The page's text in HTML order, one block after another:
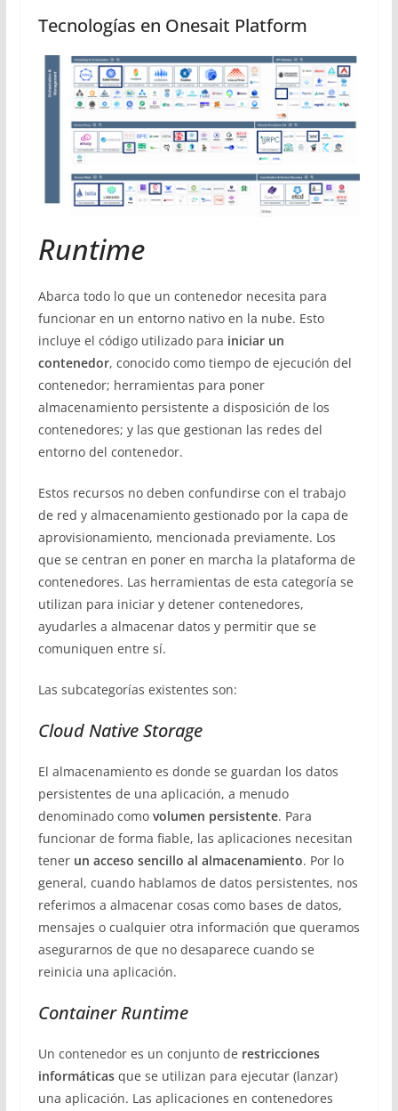
Tecnologías en Onesait Platform
Runtime
Abarca todo lo que un contenedor necesita para
funcionar en un entorno nativo en la nube. Esto
incluye el código utilizado para iniciar un
contenedor, conocido como tiempo de ejecución del
contenedor; herramientas para poner
almacenamiento persistente a disposición de los
contenedores; y las que gestionan las redes del
entorno del contenedor.
Estos recursos no deben confundirse con el trabajo
de red y almacenamiento gestionado por la capa de
aprovisionamiento, mencionada previamente. Los
que se centran en poner en marcha la plataforma de
contenedores. Las herramientas de esta categoría se
utilizan para iniciar y detener contenedores,
ayudarles a almacenar datos y permitir que se
comuniquen entre sí.
Las subcategorías existentes son:
Cloud Native Storage
El almacenamiento es donde se guardan los datos
persistentes de una aplicación, a menudo
denominado como volumen persistente. Para
funcionar de forma fiable, las aplicaciones necesitan
tener un acceso sencillo al almacenamiento. Por lo
general, cuando hablamos de datos persistentes, nos
referimos a almacenar cosas como bases de datos,
mensajes o cualquier otra información que queramos
asegurarnos de que no desaparece cuando se
reinicia una aplicación.
Container Runtime
Un contenedor es un conjunto de restricciones
informáticasque se utilizan para ejecutar (lanzar)
una aplicación. Las aplicaciones en contenedores